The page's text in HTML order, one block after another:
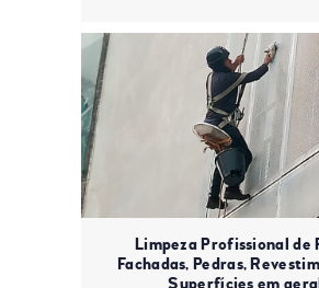
Limpeza Profissional de
Fachadas, Pedras,